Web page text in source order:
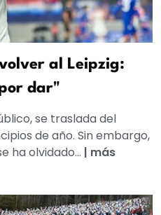
al Leipzig:
dar"
se traslada del
de año. Sin embargo,
ha olvidado... | más